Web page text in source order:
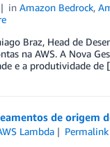
inAmazon Bedrock,
Braz, Head de
na AWS. A Nova
e a produtividade
de origem
Lambda Permalink